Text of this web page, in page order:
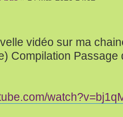
vidéo sur ma
Compilation